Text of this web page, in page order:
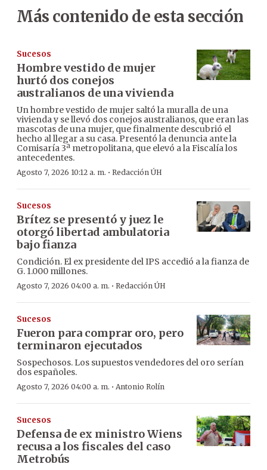
Más contenido de esta sección
Sucesos
Hombre vestido de mujer
hurtó dos conejos
australianos de una vivienda
Un hombre vestido de mujer saltó la muralla de una
vivienda y se llevó dos conejos australianos, que eran las
mascotas de una mujer, que finalmente descubrió el
hecho al llegar a su casa. Presentó la denuncia ante la
Comisaría 3ª metropolitana, que elevó a la Fiscalía los
antecedentes.
Agosto 7, 2026 10:12 a. m. · Redacción ÚH
Sucesos
Brítez se presentó y juez le
otorgó libertad ambulatoria
bajo fianza
Condición. El ex presidente del IPS accedió a la fianza de
G. 1.000 millones.
Agosto 7, 2026 04:00 a. m. · Redacción ÚH
Sucesos
Fueron para comprar oro, pero
terminaron ejecutados
Sospechosos. Los supuestos vendedores del oro serían
dos españoles.
Agosto 7, 2026 04:00 a. m. · Antonio Rolín
Sucesos
Defensa de ex ministro Wiens
recusa a los fiscales del caso
Metrobús